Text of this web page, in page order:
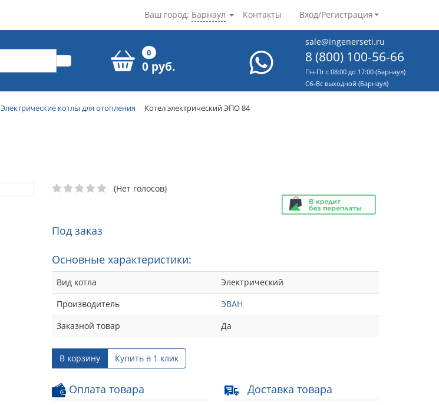
Контакты Вход/Регистрация
Ваш город: Барнаул
0
0 руб.
sale@ingenerseti.ru
8 (800) 100-56-66
Пн-Пт с 08:00 до 17:00 (Барнаул)
Cб-Вс выходной (Барнаул)
Электрические котлы для отопления Котел электрический ЭПО 84
(Нет голосов)
Под заказ
Основные характеристики:
Вид котла
Электрический
Производитель
ЭВАН
Заказной товар
Да
В корзину Купить в 1 клик
Оплата товара Доставка товара